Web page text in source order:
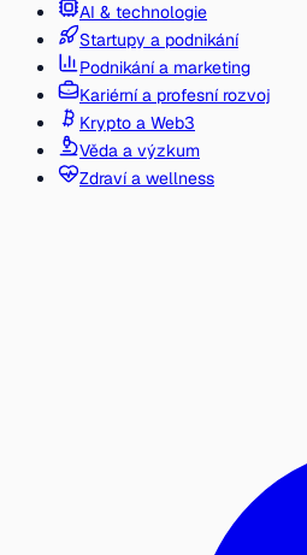
AI & technologie
Startupy a podnikání
Podnikání a marketing
Kariérní a profesní rozvoj
Krypto a Web3
Věda a výzkum
Zdraví a wellness